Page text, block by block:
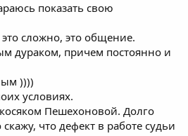
показать свою
сложно, это общение.
дураком, причем постоянно и
))))
условиях.
Пешехоновой. Долго
что дефект в работе судьи